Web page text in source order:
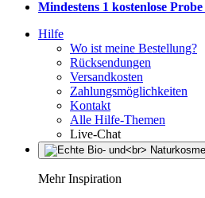
Mindestens 1 kostenlose Probe
Hilfe
Wo ist meine Bestellung?
Rücksendungen
Versandkosten
Zahlungsmöglichkeiten
Kontakt
Alle Hilfe-Themen
Live-Chat
Mehr Inspiration